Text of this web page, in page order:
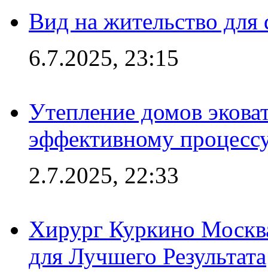
Вид на жительство
6.7.2025, 23:15
Утепление домов
эффективному
2.7.2025, 22:33
Хирург Куркино
для Лучшего Результата